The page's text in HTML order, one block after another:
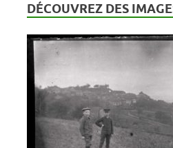
DÉCOUVREZ DES